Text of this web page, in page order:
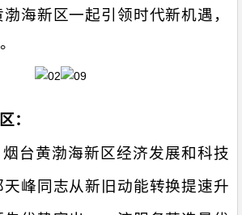
海新区一起引领时代新机遇，
：
台黄渤海新区经济发展和科技
天峰 同志从新旧动能转换提速升